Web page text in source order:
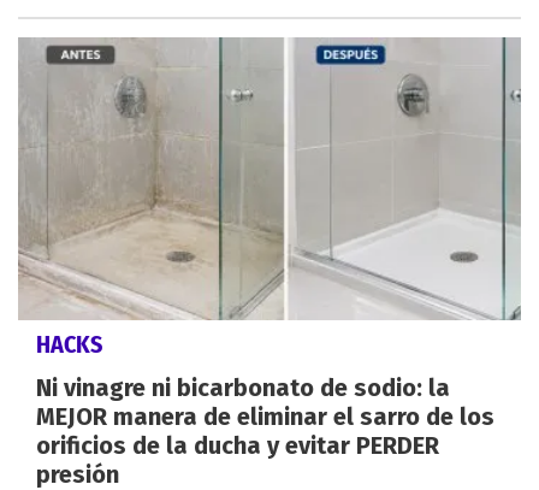
HACKS
Ni vinagre ni bicarbonato de sodio: la
MEJOR manera de eliminar el sarro de los
orificios de la ducha y evitar PERDER
presión